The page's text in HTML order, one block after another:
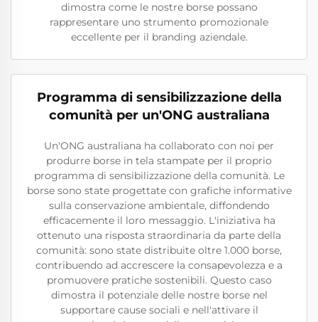
dimostra come le nostre borse possano
rappresentare uno strumento promozionale
eccellente per il branding aziendale.
Programma di sensibilizzazione della
comunità per un'ONG australiana
Un'ONG australiana ha collaborato con noi per
produrre borse in tela stampate per il proprio
programma di sensibilizzazione della comunità. Le
borse sono state progettate con grafiche informative
sulla conservazione ambientale, diffondendo
efficacemente il loro messaggio. L'iniziativa ha
ottenuto una risposta straordinaria da parte della
comunità: sono state distribuite oltre 1.000 borse,
contribuendo ad accrescere la consapevolezza e a
promuovere pratiche sostenibili. Questo caso
dimostra il potenziale delle nostre borse nel
supportare cause sociali e nell'attivare il